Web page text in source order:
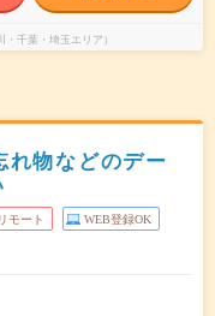
千葉・埼玉エリア）
れ物などのデー
モート WEB登録OK